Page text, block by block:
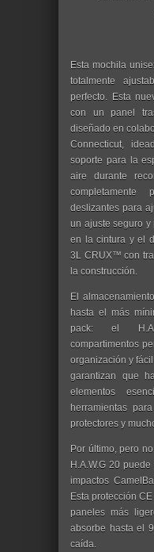
Esta mochila
totalmente
perfecto. Esta
con un panel
diseñado en
Connecticut,
soporte para la
aire durante
completamente
deslizantes para
un ajuste seguro
en la cintura y el
3L CRUX™ con
la construcción.
El
hasta el más
pack: el
compartimentos
organización y
garantizan que
elementos
herramientas
protectores y
Por último, pero
H.A.W.G 20
impactos
Esta protección
paneles más
absorbe hasta el
caída.